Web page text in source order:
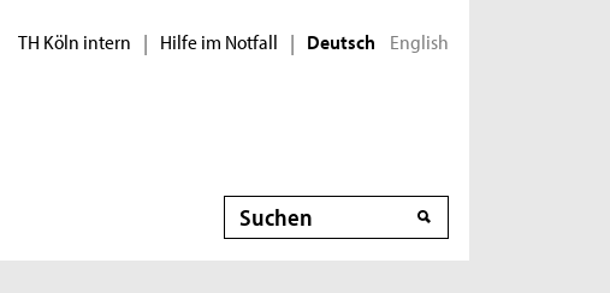
TH Köln intern | Hilfe im Notfall | Deutsch English
Suche